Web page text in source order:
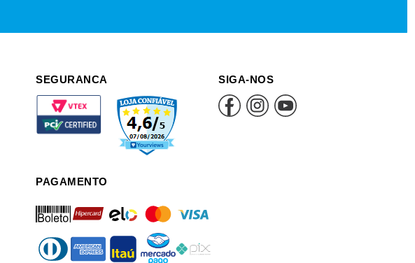
SEGURANCA
PAGAMENTO
boleto mastercard
diners american itau mercadopago
SIGA-NOS